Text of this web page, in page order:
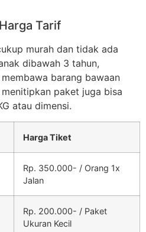
Tarif
murah dan tidak ada
dibawah 3 tahun,
barang bawaan
paket juga bisa
atau dimensi.
Harga Tiket
Rp. 350.000- / Orang 1x
Jalan
Rp. 200.000- / Paket
Ukuran Kecil